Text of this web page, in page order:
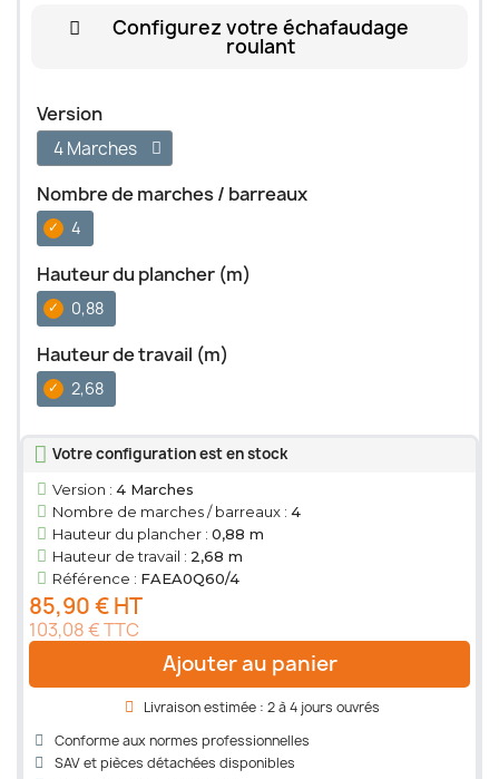
Configurez votre échafaudage
roulant
Version
Nombre de marches / barreaux
4
Hauteur du plancher (m)
0,88
Hauteur de travail (m)
2,68
Votre configuration est en stock
Version : 4 Marches
Nombre de marches / barreaux : 4
Hauteur du plancher : 0,88 m
Hauteur de travail : 2,68 m
Référence : FAEA0Q60/4
85,90 € HT
103,08 € TTC
Ajouter au panier
Livraison estimée : 2 à 4 jours ouvrés
Conforme aux normes professionnelles
SAV et pièces détachées disponibles